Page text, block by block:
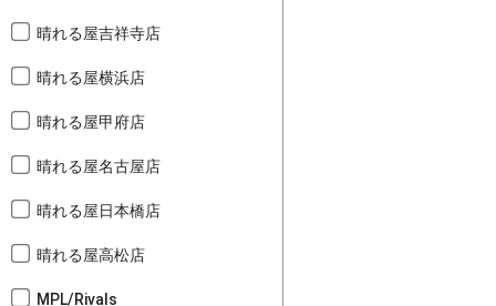
晴れる屋吉祥寺店
晴れる屋横浜店
晴れる屋甲府店
晴れる屋名古屋店
晴れる屋日本橋店
晴れる屋高松店
MPL/Rivals